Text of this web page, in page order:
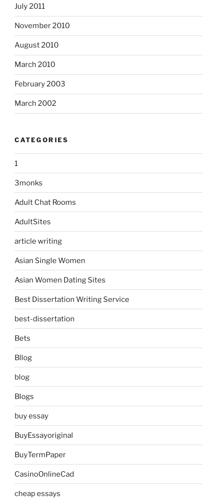
July 2011
November 2010
August 2010
March 2010
February 2003
March 2002
CATEGORIES
1
3monks
Adult Chat Rooms
AdultSites
article writing
Asian Single Women
Asian Women Dating Sites
Best Dissertation Writing Service
best-dissertation
Bets
Bllog
blog
Blogs
buy essay
BuyEssayoriginal
BuyTermPaper
CasinoOnlineCad
cheap essays